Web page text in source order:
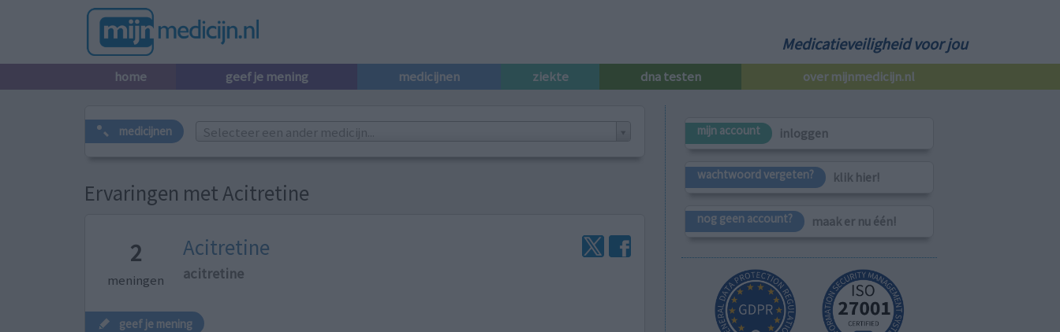
Medicatieveiligheid voor jou
home geef je mening medicijnen ziekte dna testen over mijnmedicijn.nl
medicijnen Selecteer een ander medicijn...
Ervaringen met Acitretine
2
meningen
Acitretine
acitretine
geef je mening
mijn account inloggen
wachtwoord vergeten? klik hier!
nog geen account? maak er nu één!